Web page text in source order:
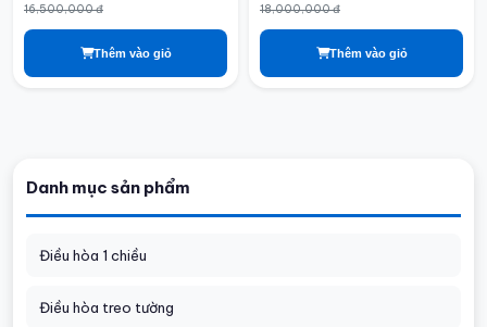
Danh mục sản phẩm
Điều hòa 1 chiều
Điều hòa treo tường
16,500,000 đ
Thêm vào giỏ
18,000,000 đ
Thêm vào giỏ